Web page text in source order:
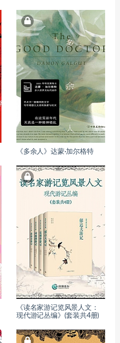
《多余人》达蒙·加尔格特
《读名家游记览风景人文：
现代游记丛编》(套装共4册)